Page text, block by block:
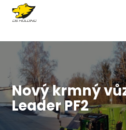
Nový krmný
Leader PF2